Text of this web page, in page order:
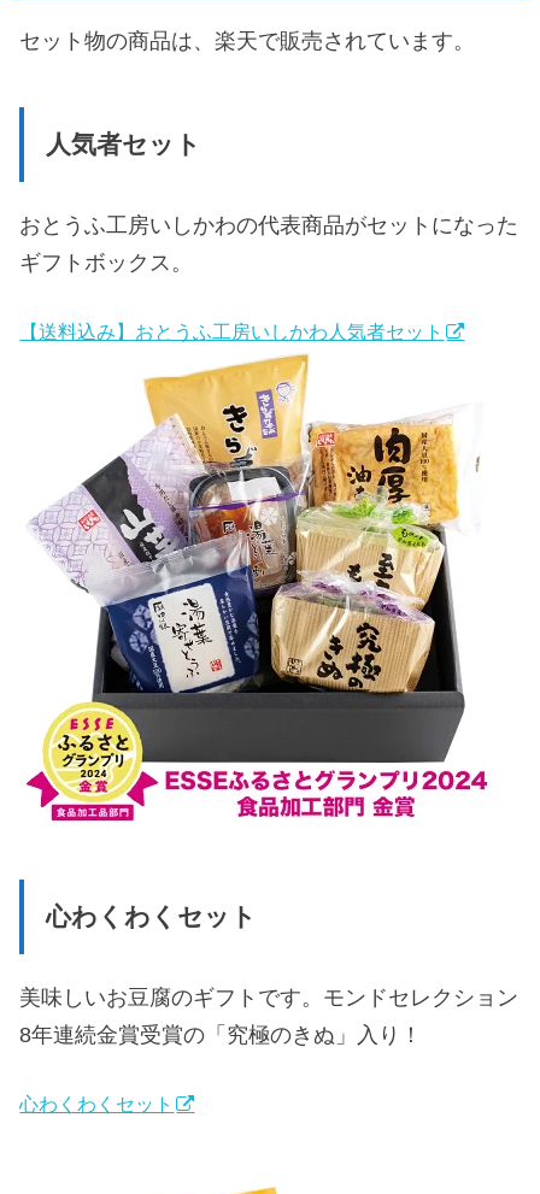
セット物の商品は、楽天で販売されています。
人気者セット
おとうふ工房いしかわの代表商品がセットになった
ギフトボックス。
【送料込み】おとうふ工房いしかわ人気者セット
心わくわくセット
美味しいお豆腐のギフトです。モンドセレクション
8年連続金賞受賞の「究極のきぬ」入り！
心わくわくセット